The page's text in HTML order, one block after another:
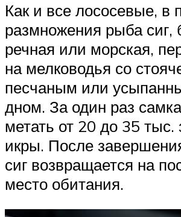
Как и все лососевые, в
размножения рыба сиг,
речная или морская,
на мелководья со
песчаным или
дном. За один раз
метать от 20 до 35
икры. После
сиг возвращается на
место обитания.